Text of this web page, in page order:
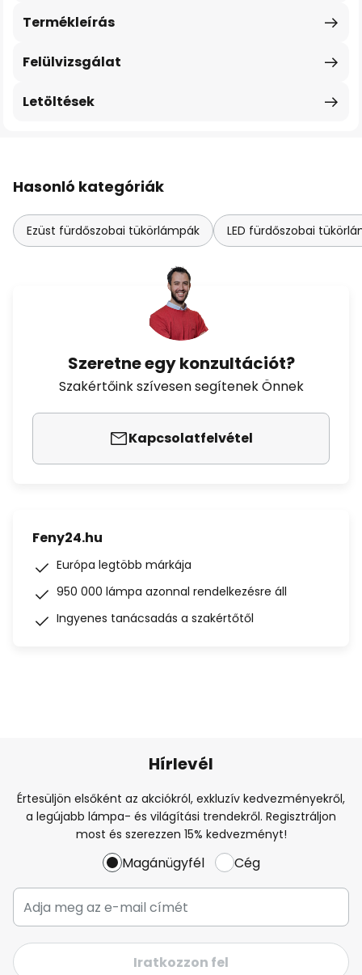
Termékleírás
Felülvizsgálat
Letöltések
Hasonló kategóriák
Ezüst fürdőszobai tükörlámpák LED fürdőszobai
Szeretne egy konzultációt?
Szakértőink szívesen segítenek Önnek
Kapcsolatfelvétel
Feny24.hu
Európa legtöbb márkája
950 000 lámpa azonnal rendelkezésre áll
Ingyenes tanácsadás a szakértőtől
Hírlevél
Értesüljön elsőként az akciókról, exkluzív kedvezményekről,
a legújabb lámpa- és világítási trendekről. Regisztráljon
most és szerezzen 15% kedvezményt!
Magánügyfél Cég
Iratkozzon fel